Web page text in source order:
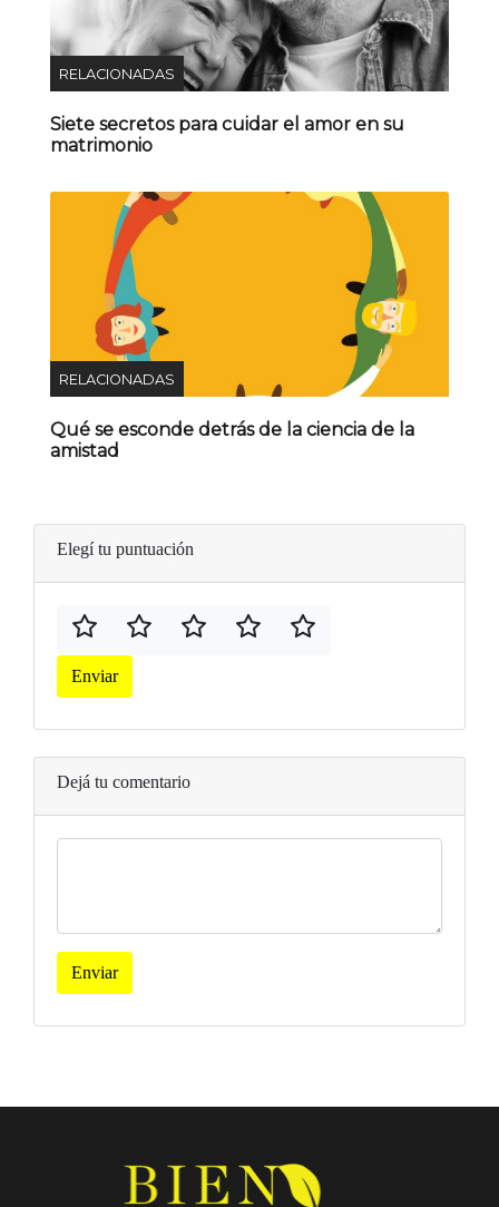
RELACIONADAS
Siete secretos para cuidar el amor en su
matrimonio
RELACIONADAS
Qué se esconde detrás de la ciencia de la
amistad
Elegí tu puntuación
Enviar
Dejá tu comentario
Enviar